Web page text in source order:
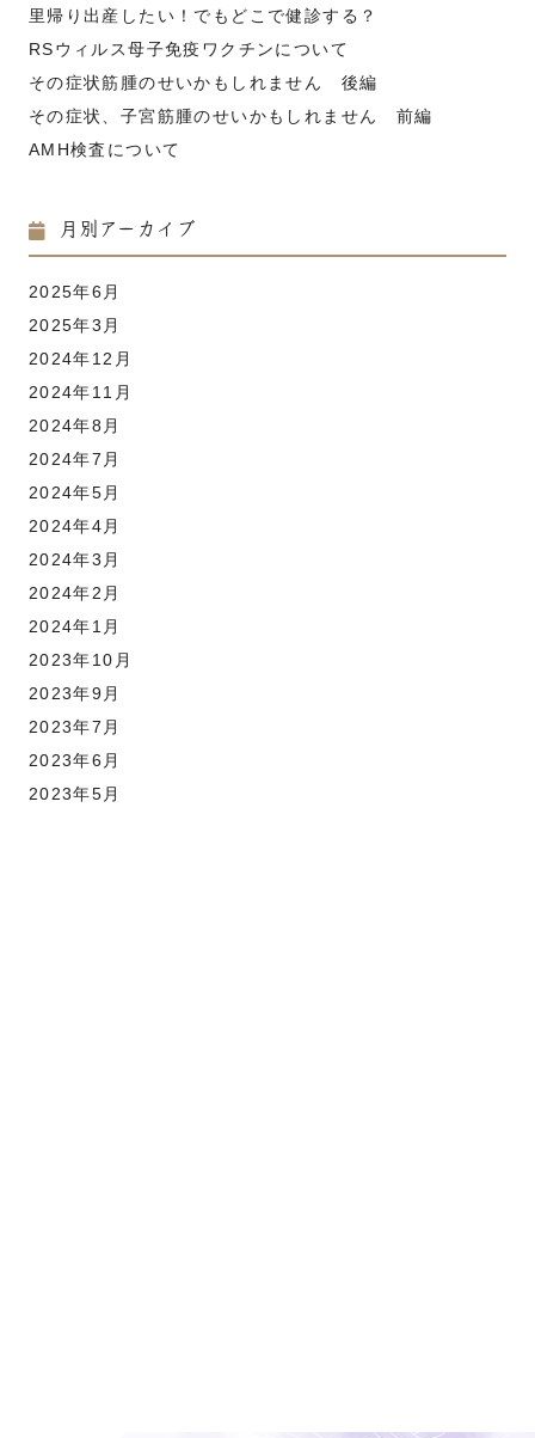
里帰り出産したい！でもどこで健診する？
RSウィルス母子免疫ワクチンについて
その症状筋腫のせいかもしれません 後編
その症状、子宮筋腫のせいかもしれません 前編
AMH検査について
月別アーカイブ
2025年6月
2025年3月
2024年12月
2024年11月
2024年8月
2024年7月
2024年5月
2024年4月
2024年3月
2024年2月
2024年1月
2023年10月
2023年9月
2023年7月
2023年6月
2023年5月